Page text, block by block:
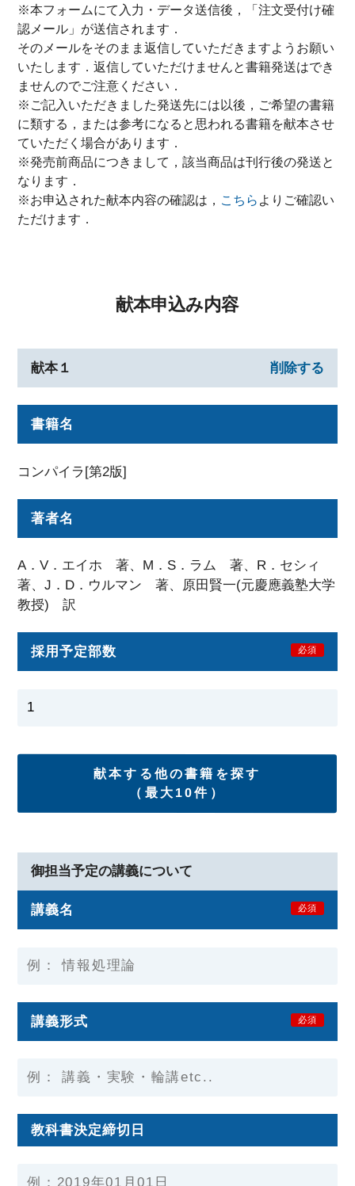
※本フォームにて入力・データ送信後，「注文受付け確
認メール」が送信されます．
そのメールをそのまま返信していただきますようお願い
いたします．返信していただけませんと書籍発送はでき
ませんのでご注意ください．
※ご記入いただきました発送先には以後，ご希望の書籍
に類する，または参考になると思われる書籍を献本させ
ていただく場合があります．
※発売前商品につきまして，該当商品は刊行後の発送と
なります．
※お申込された献本内容の確認は， こちら よりご確認い
ただけます．
献本申込み内容
献本１ 削除する
書籍名
コンパイラ[第2版]
著者名
A．V．エイホ 著、M．S．ラム 著、R．セシィ
著、J．D．ウルマン 著、原田賢一(元慶應義塾大学
教授) 訳
採用予定部数 必須
献本する他の書籍を探す
（最大10件）
御担当予定の講義について
講義名 必須
講義形式 必須
教科書決定締切日